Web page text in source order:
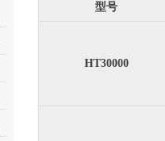
型号
HT30000